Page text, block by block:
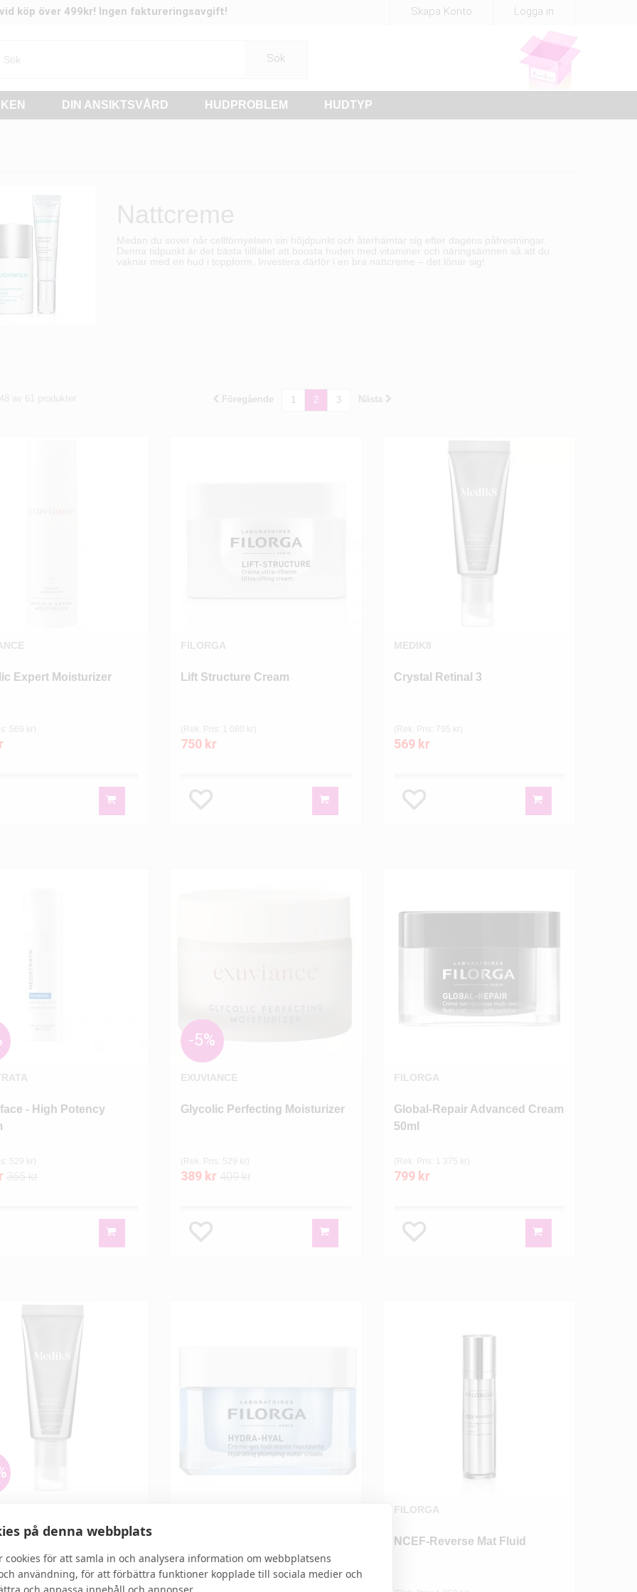
Logga in
Skapa Konto
köp över 499kr! Ingen faktureringsavgift!
Sök
DIN ANSIKTSVÅRD HUDPROBLEM HUDTYP
Nattcreme
Medan du sover når cellförnyelsen sin höjdpunkt och återhämtar sig efter dagens påfrestningar.
Denna tidpunkt är
det bästa tillfället att boosta huden med vitaminer och näringsämnen så att du
vaknar med en hud i toppform.
Investera därför i en bra nattcreme – det lönar sig!
Föregående 1 2 3 Nästa
av 61 produkter
Expert Moisturizer
569 kr)
FILORGA
Lift Structure Cream
(Rek. Pris: 1 080 kr)
750 kr
MEDIK8
Crystal Retinal 3
(Rek. Pris: 795 kr)
569 kr
- High Potency
529 kr)
365 kr
EXUVIANCE
Glycolic Perfecting Moisturizer
-5%
(Rek. Pris: 529 kr)
389 kr 409 kr
FILORGA
Global-Repair Advanced Cream
50ml
(Rek. Pris: 1 375 kr)
799 kr
Retinal 1
FILORGA
NCEF-Reverse Mat Fluid
på denna webbplats
cookies för att samla in och analysera information om webbplatsens
användning, för att förbättra funktioner kopplade till sociala medier och
och anpassa innehåll och annonser.